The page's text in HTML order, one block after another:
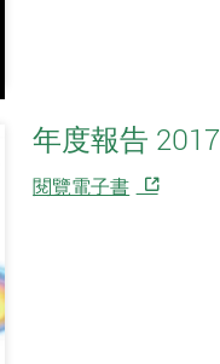
年度報告 2017
閱覽電子書